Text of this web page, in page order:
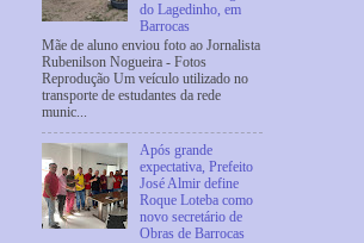
do Lagedinho, em
Barrocas
Mãe de aluno enviou foto ao Jornalista
Rubenilson Nogueira - Fotos
Reprodução Um veículo utilizado no
transporte de estudantes da rede
munic...
Após grande
expectativa, Prefeito
José Almir define
Roque Loteba como
novo secretário de
Obras de Barrocas